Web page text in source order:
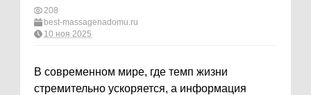
208
best-massagenadomu.ru
10 ноя 2025
В современном мире, где темп жизни
стремительно ускоряется, а информация